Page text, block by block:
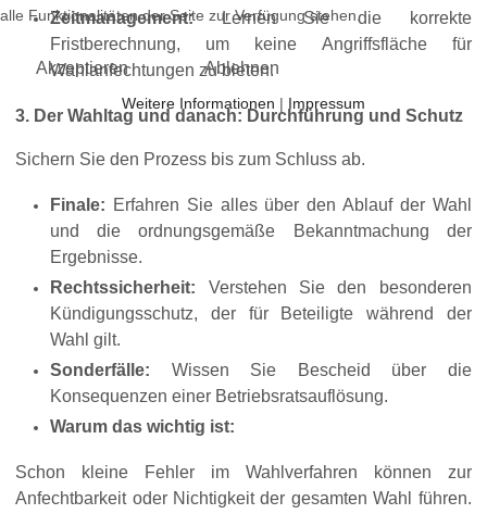
Zeitmanagement:Lernen Sie die korrekte
Fristberechnung, um keine Angriffsfläche für
Wahlanfechtungen zu bieten.
3. Der Wahltag und danach: Durchführung und Schutz
Sichern Sie den Prozess bis zum Schluss ab.
Finale: Erfahren Sie alles über den Ablauf der Wahl
und die ordnungsgemäße Bekanntmachung der
Ergebnisse.
Rechtssicherheit: Verstehen Sie den besonderen
Kündigungsschutz, der für Beteiligte während der
Wahl gilt.
Sonderfälle: Wissen Sie Bescheid über die
Konsequenzen einer Betriebsratsauflösung.
Warum das wichtig ist:
Schon kleine Fehler im Wahlverfahren können zur
Anfechtbarkeit oder Nichtigkeit der gesamten Wahl führen.
alle Funktionalitäten der Seite zur Verfügung stehen.
Akzeptieren Ablehnen
Weitere Informationen | Impressum